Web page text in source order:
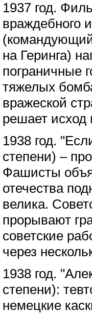
1937 год.
враждебного
на Геринга)
пограничные
тяжелых
вражеской
решает исход
1938 год.
степени) –
Фашисты
отечества
велика.
прорывают
советские
через
1938 год.
степени):
немецкие